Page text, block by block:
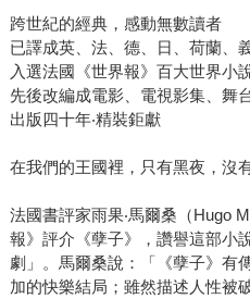
迎他成為家族的一份子（愛上
起任何人，就沒有對不起上帝
家人，在他失意、罹病時，始
的異性戀好友對他說：「選擇
因為如此多幸福的養分，彩虹
樣貌，才是真正的幸福。 今日
解與教育，仍有待努力。對此
錯，也不選擇漫罵、仇恨、反
一個他生命中遇見的人物的故
跨世紀的經典，感動無數讀者
已譯成英、法、德、日、荷蘭、
入選法國《世界報》百大世界小
先後改編成電影、電視影集、舞
出版四十年‧精裝鉅獻
在我們的王國裡，只有黑夜，沒
法國書評家雨果‧馬爾桑（Hugo
報》評介《孽子》，讚譽這部小
劇」。馬爾桑說：「《孽子》有
加的快樂結局；雖然描述人性被